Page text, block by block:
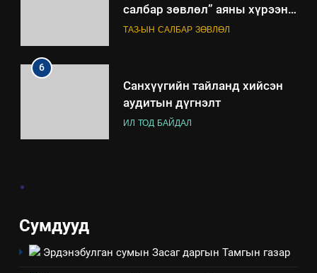
салбар зөвлөл” аяны хүрээнд
зохион байгуулах арга
ТАЗ-ЫН САЛБАР ЗӨВЛӨЛ
6
Санхүүгийн тайланд хийсэн
аудитын дүгнэлт
ИЛ ТОД БАЙДАЛ
8
.
Сумдууд
Эрдэнэбулган сумын Засаг даргын Тамгын газар